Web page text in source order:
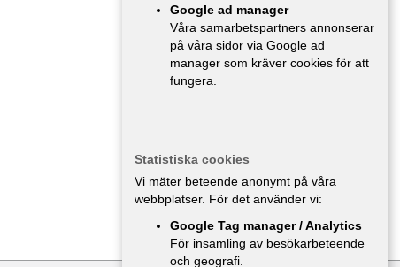
Google ad manager
Våra samarbetspartners annonserar
på våra sidor via Google ad
manager som kräver cookies för att
fungera.
Statistiska cookies
Vi mäter beteende anonymt på våra
webbplatser. För det använder vi:
Google Tag manager / Analytics
För insamling av besökarbeteende
och geografi.